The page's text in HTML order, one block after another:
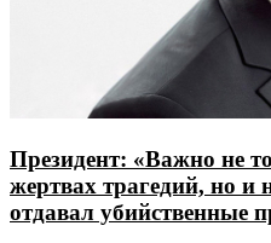
Президент: «Важно не
жертвах трагедий, но и
отдавал убийственные